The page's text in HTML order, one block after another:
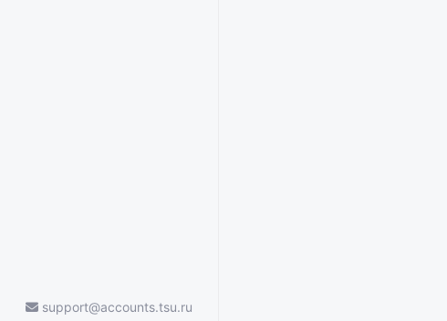
support@accounts.tsu.ru